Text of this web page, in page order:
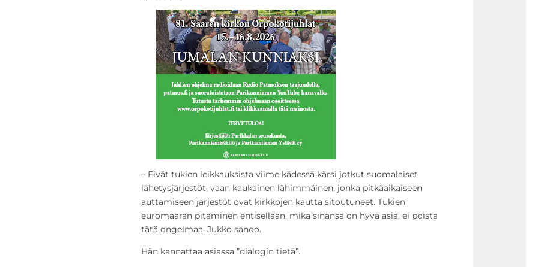
– Eivät tukien leikkauksista viime kädessä kärsi jotkut suomalaiset
lähetysjärjestöt, vaan kaukainen lähimmäinen, jonka pitkäaikaiseen
auttamiseen järjestöt ovat kirkkojen kautta sitoutuneet. Tukien
euromäärän pitäminen entisellään, mikä sinänsä on hyvä asia, ei poista
tätä ongelmaa, Jukko sanoo.
Hän kannattaa asiassa ”dialogin tietä”.